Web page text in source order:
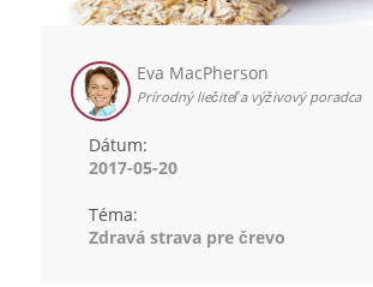
Eva MacPherson
Prírodný liečiteľ a výživový poradca
Dátum:
2017-05-20
Téma:
Zdravá strava pre črevo